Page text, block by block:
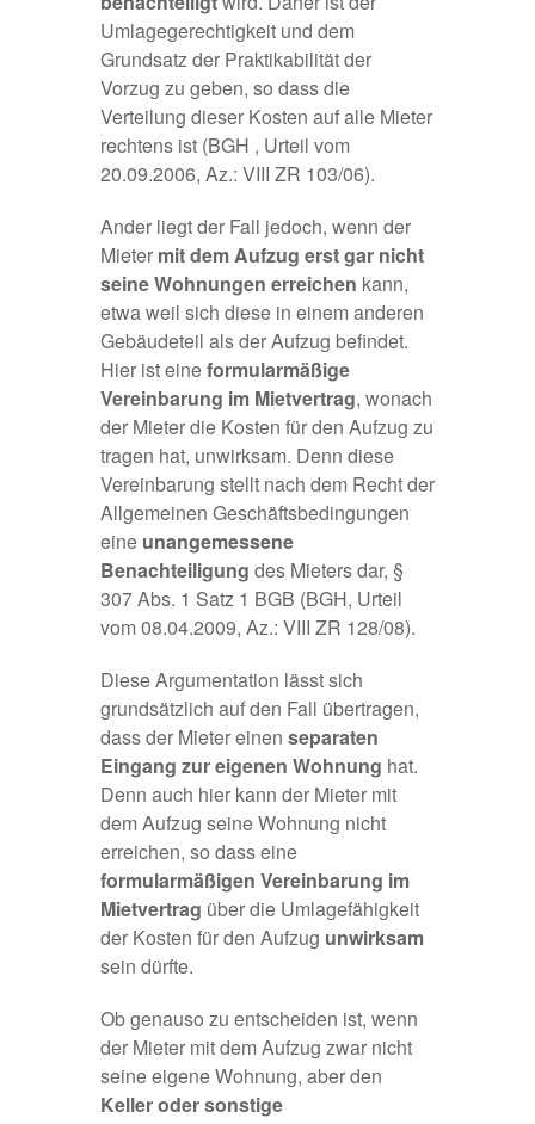
Umlagegerechtigkeit und dem
Grundsatz der Praktikabilität der
Vorzug zu geben, so dass die
Verteilung dieser Kosten auf alle Mieter
rechtens ist (BGH , Urteil vom
20.09.2006, Az.: VIII ZR 103/06).
Ander liegt der Fall jedoch, wenn der
Mieter mitdem Aufzug erst gar nicht
seine Wohnungen erreichen kann,
etwa weil sich diese in einem anderen
Gebäudeteil als der Aufzug befindet.
Hier ist eineformularmäßige
Vereinbarung im Mietvertrag, wonach
der Mieter die Kosten für den Aufzug zu
tragen hat, unwirksam. Denn diese
Vereinbarung stellt nach dem Recht der
Allgemeinen Geschäftsbedingungen
eine unangemessene
Benachteiligung des Mieters dar, §
307 Abs. 1 Satz 1 BGB (BGH, Urteil
vom 08.04.2009, Az.: VIII ZR 128/08).
Diese Argumentation lässt sich
grundsätzlich auf den Fall übertragen,
dass der Mieter einen separaten
Eingang zur eigenen Wohnung hat.
Denn auch hier kann der Mieter mit
dem Aufzug seine Wohnung nicht
erreichen, so dass eine
formularmäßigen Vereinbarung im
Mietvertrag über die Umlagefähigkeit
der Kosten für den Aufzug unwirksam
sein dürfte.
Ob genauso zu entscheiden ist, wenn
der Mieter mit dem Aufzug zwar nicht
seine eigene Wohnung, aber den
Keller oder sonstige